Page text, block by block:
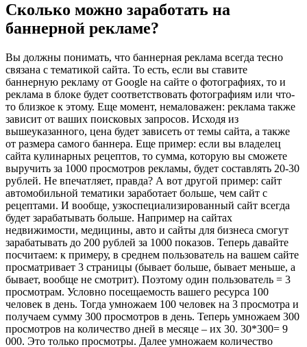
Сколько можно заработать на
баннерной рекламе?
Вы должны понимать, что баннерная реклама всегда тесно
связана с тематикой сайта. То есть, если вы ставите
баннерную рекламу от Google на сайте о фотографиях, то и
реклама в блоке будет соответствовать фотографиям или что-
то близкое к этому. Еще момент, немаловажен: реклама также
зависит от ваших поисковых запросов. Исходя из
вышеуказанного, цена будет зависеть от темы сайта, а также
от размера самого баннера. Еще пример: если вы владелец
сайта кулинарных рецептов, то сумма, которую вы сможете
выручить за 1000 просмотров рекламы, будет составлять 20-30
рублей. Не впечатляет, правда? А вот другой пример: сайт
автомобильной тематики заработает больше, чем сайт с
рецептами. И вообще, узкоспециализированный сайт всегда
будет зарабатывать больше. Например на сайтах
недвижимости, медицины, авто и сайты для бизнеса смогут
зарабатывать до 200 рублей за 1000 показов. Теперь давайте
посчитаем: к примеру, в среднем пользователь на вашем сайте
просматривает 3 страницы (бывает больше, бывает меньше, а
бывает, вообще не смотрит). Поэтому один пользователь = 3
просмотрам. Условно посещаемость вашего ресурса 100
человек в день. Тогда умножаем 100 человек на 3 просмотра и
получаем сумму 300 просмотров в день. Теперь умножаем 300
просмотров на количество дней в месяце – их 30. 30*300= 9
000. Это только просмотры. Далее умножаем количество